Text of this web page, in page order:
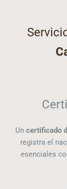
Un certificado
registra el
esenciales